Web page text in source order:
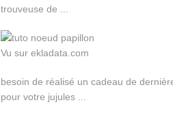
trouveuse de ...
Vu sur ekladata.com
besoin de réalisé un cadeau de
pour votre jujules ...